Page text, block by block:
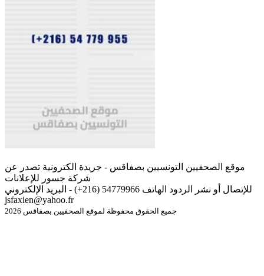
موقع الصحفيين التونسيين بصفاقس - جريدة الكترونية تصدر عن
شركة جسور للإعلانات
للإتصال أو نشر الردود الهاتف 54779966 (216+) - البريد الإلكتروني
jsfaxien@yahoo.fr
جميع الحقوق محفوظة لموقع الصحفيين بصفاقس 2026